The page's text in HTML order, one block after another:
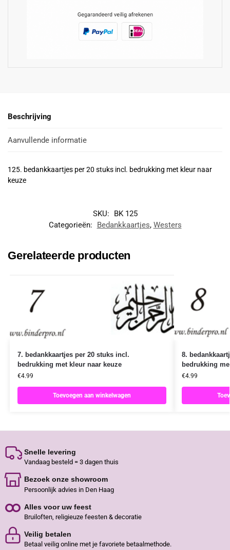
Beschrijving
Aanvullende informatie
125. bedankkaartjes per 20 stuks incl. bedrukking met kleur naar
keuze
SKU:
BK 125
Categorieën:
Bedankkaartjes, Westers
Gerelateerde producten
7. bedankkaartjes per 20 stuks incl.
bedrukking met kleur naar keuze
€4.99
Toevoegen aan winkelwagen
8.
bedrukking
€4.99
Snelle levering
Vandaag besteld = 3 dagen thuis
Bezoek onze showroom
Persoonlijk advies in Den Haag
Alles voor uw feest
Bruiloften, religieuze feesten & decoratie
Veilig betalen
Betaal veilig online met je favoriete betaalmethode.